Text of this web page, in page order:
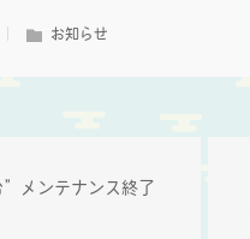
お知らせ
メンテナンス終了